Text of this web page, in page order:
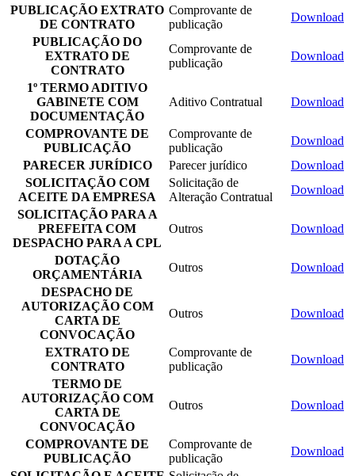
PUBLICAÇÃO EXTRATO
DE CONTRATO
Comprovante de
publicação
Download
PUBLICAÇÃO DO
EXTRATO DE
CONTRATO
Comprovante de
publicação
Download
1º TERMO ADITIVO
GABINETE COM
DOCUMENTAÇÃO
Aditivo Contratual Download
COMPROVANTE DE
PUBLICAÇÃO
Comprovante de
publicação
Download
PARECER JURÍDICO
Parecer jurídico
Download
SOLICITAÇÃO COM
ACEITE DA EMPRESA
Solicitação de
Alteração Contratual
Download
SOLICITAÇÃO PARA A
PREFEITA COM
DESPACHO PARA A CPL
Outros Download
DOTAÇÃO
ORÇAMENTÁRIA
Outros
Download
DESPACHO DE
AUTORIZAÇÃO COM
CARTA DE
CONVOCAÇÃO
Outros Download
EXTRATO DE
CONTRATO
Comprovante de
publicação
Download
TERMO DE
AUTORIZAÇÃO COM
CARTA DE
CONVOCAÇÃO
Outros Download
COMPROVANTE DE
PUBLICAÇÃO
Comprovante de
publicação
Download